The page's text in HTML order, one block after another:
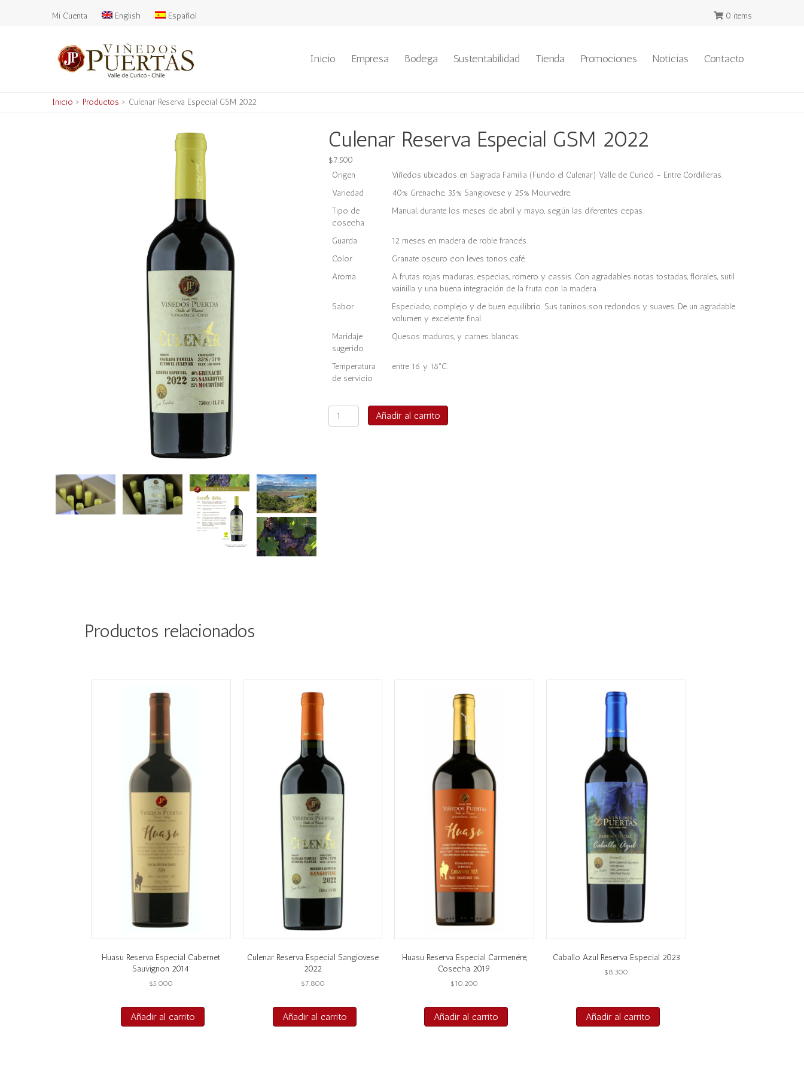
Mi Cuenta English Español 0 items
Inicio Empresa Bodega Sustentabilidad Tienda Promociones Noticias Contacto
Inicio > Productos > Culenar Reserva Especial GSM 2022
Culenar Reserva Especial GSM 2022
$7.500
Origen
Viñedos ubicados en Sagrada Familia (Fundo el Culenar) Valle de Curicó - Entre Cordilleras.
Variedad
40% Grenache, 35% Sangiovese y 25% Mourvedre.
Tipo de
cosecha
Manual, durante los meses de abril y mayo, según las diferentes cepas.
Guarda
12 meses en madera de roble francés.
Color
Granate oscuro con leves tonos café.
Aroma
A frutas rojas maduras, especias, romero y cassis. Con agradables notas tostadas, florales, sutil
vainilla y una buena integración de la fruta con la madera.
Sabor
Especiado, complejo y de buen equilibrio. Sus taninos son redondos y suaves. De un agradable
volumen y excelente final.
Maridaje
sugerido
Quesos maduros, y carnes blancas.
Temperatura
de servicio
entre 16 y 18°C.
Culenar
Reserva
Añadir al carrito
Productos relacionados
Huasu Reserva Especial Cabernet
Sauvignon 2014
$5.000
Añadir al carrito
Culenar Reserva Especial Sangiovese
2022
$7.800
Añadir al carrito
Huasu Reserva Especial Carmenére,
Cosecha 2019
$10.200
Añadir al carrito
Caballo Azul Reserva Especial 2023
$8.300
Añadir al carrito